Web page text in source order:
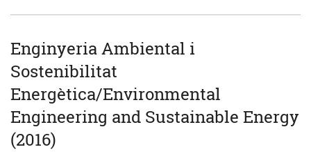
Enginyeria Ambiental i
Sostenibilitat
Energètica/Environmental
Engineering and Sustainable Energy
(2016)